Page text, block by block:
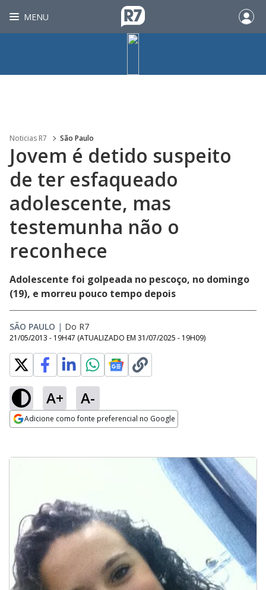
MENU
Noticias R7 São Paulo
Jovem é detido suspeito
de ter esfaqueado
adolescente, mas
testemunha não o
reconhece
Adolescente foi golpeada no pescoço, no domingo
(19), e morreu pouco tempo depois
SÃO PAULO | Do R7
21/05/2013 - 19H47 (ATUALIZADO EM 31/07/2025 - 19H09)
A+ A-
Adicione como fonte preferencial no Google